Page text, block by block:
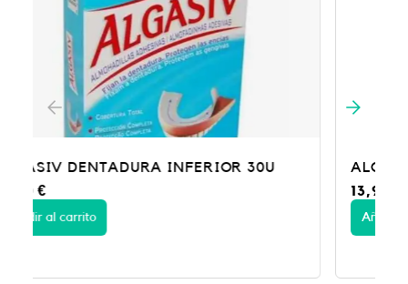
ALGASIV DENTADURA SUPERIOR 30U
Añadir al carrito